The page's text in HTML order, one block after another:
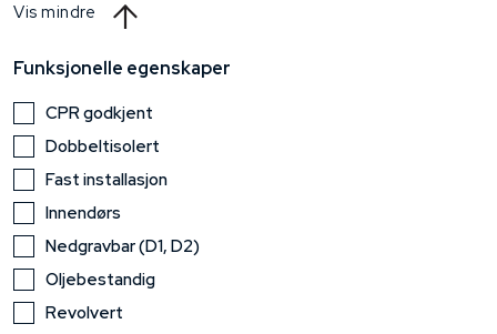
Vis mindre
Funksjonelle egenskaper
CPR godkjent
Dobbeltisolert
Fast installasjon
Innendørs
Nedgravbar (D1, D2)
Oljebestandig
Revolvert